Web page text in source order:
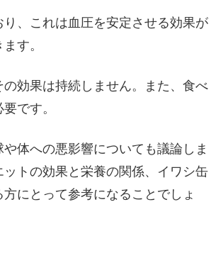
、これは血圧を安定させる効果が
す。
効果は持続しません。また、食べ
です。
体への悪影響についても議論しま
トの効果と栄養の関係、イワシ缶
にとって参考になることでしょ